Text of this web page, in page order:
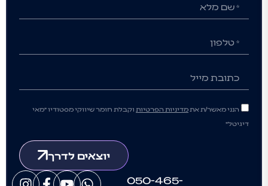
הנני מאשר/ת את מדיניות הפרטיות וקבלת חומר שיווקי מסטודיו ״מאי
דיגיטל״
יוצאים לדרך
050-465-